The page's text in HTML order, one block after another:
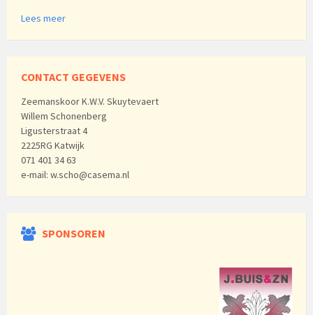
Lees meer
CONTACT GEGEVENS
Zeemanskoor K.W.V. Skuytevaert
Willem Schonenberg
Ligusterstraat 4
2225RG Katwijk
071 401 34 63
e-mail: w.scho@casema.nl
SPONSOREN